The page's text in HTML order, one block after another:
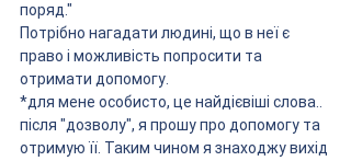
поряд."
Потрібно нагадати людині, що в неї є
право і можливість попросити та
отримати допомогу.
*для мене особисто, це найдієвіші слова..
після "дозволу", я прошу про допомогу та
отримую її. Таким чином я знаходжу вихід